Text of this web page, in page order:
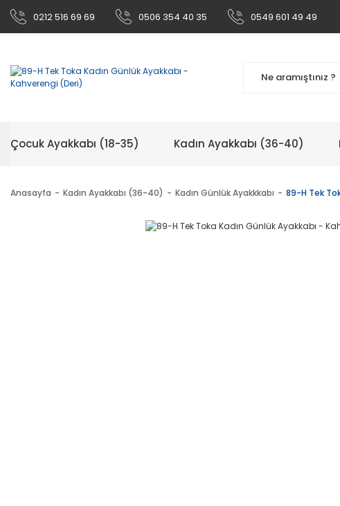
0212 516 69 69 0506 354 40 35 0549 601 49 49
Çocuk Ayakkabı (18-35) Kadın Ayakkabı (36-40)
Anasayfa Kadın Ayakkabı (36-40) Kadın Günlük Ayakkkabı 89-H Tek